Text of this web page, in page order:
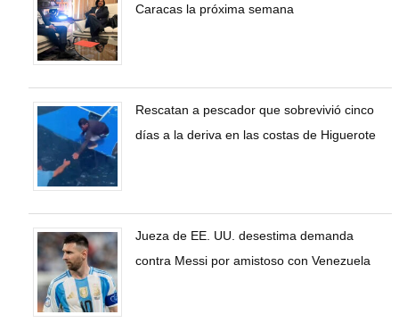
Caracas la próxima semana
Rescatan a pescador que sobrevivió cinco
días a la deriva en las costas de Higuerote
Jueza de EE. UU. desestima demanda
contra Messi por amistoso con Venezuela